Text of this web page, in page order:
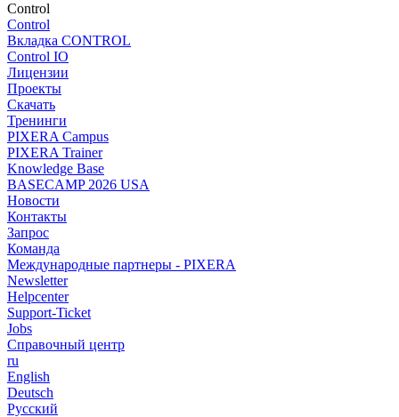
Control
Control
Вкладка CONTROL
Control IO
Лицензии
Проекты
Скачать
Тренинги
PIXERA Campus
PIXERA Trainer
Knowledge Base
BASECAMP 2026 USA
Новости
Контакты
Запрос
Команда
Международные партнеры - PIXERA
Newsletter
Helpcenter
Support-Ticket
Jobs
Справочный центр
ru
English
Deutsch
Pусский